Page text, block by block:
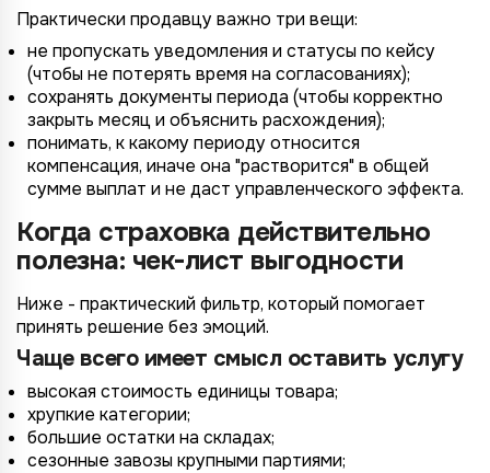
Практически продавцу важно три вещи:
не пропускать уведомления и статусы по кейсу
(чтобы не потерять время на согласованиях);
сохранять документы периода (чтобы корректно
закрыть месяц и объяснить расхождения);
понимать, к какому периоду относится
компенсация, иначе она "растворится" в общей
сумме выплат и не даст управленческого эффекта.
Когда страховка действительно
полезна: чек-лист выгодности
Ниже - практический фильтр, который помогает
принять решение без эмоций.
Чаще всего имеет смысл оставить услугу
высокая стоимость единицы товара;
хрупкие категории;
большие остатки на складах;
сезонные завозы крупными партиями;